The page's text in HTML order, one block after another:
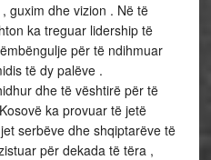
guxim dhe vizion . Në të
ka treguar lidership të
për të ndihmuar
të dy palëve .
dhe të vështirë për të
ka provuar të jetë
serbëve dhe shqiptarëve të
për dekada të tëra ,